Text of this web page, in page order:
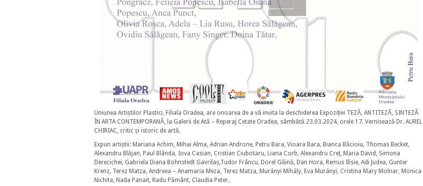
Uniunea Artiștilor Plastici, Filiala Oradea, are onoarea de a vă invita la deschiderea Expoziției TEZĂ, ANTITEZĂ, SINTEZĂ
ÎN ARTA CONTEMPORANĂ, la Galerii de Ată – Reperaj Cetate Oradea, sâmbătă 23.03.2024, orele 17. Vernisează Dr. AUREL
CHIRIAC, critic și istoric de artă.
Expun artiștii: Mariana Achim, Mihai Alma, Adrian Androne, Petru Bara, Vioara Bara, Bianca Băcioiu, Thomas Becket,
Alexandru Blăjan, Paul Blânda, Iova Casian, Cristian Ciubotaru, Liana Corb, Alexandru Creț, Maria David, Simona
Derecichei, Gabriela Diana Bohnstedt Gavrilaș,Tudor Frâncu, Dorel Găină, Dan Hora, Remus Ilisie, Adi Judea, Gunter
Krenz, Terez Matza, Andreea – Anamaria Meza, Terez Matza, Murányi Mihály, Eva Murányi, Cristina Mary Molnar, Monica
Nichita, Nada Panait, Radu Pământ, Claudia Peter,